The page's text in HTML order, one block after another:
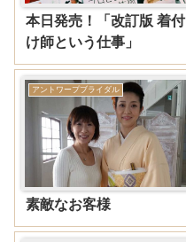
本日発売！「改訂版 着付
け師という仕事」
アントワープブライダル
素敵なお客様